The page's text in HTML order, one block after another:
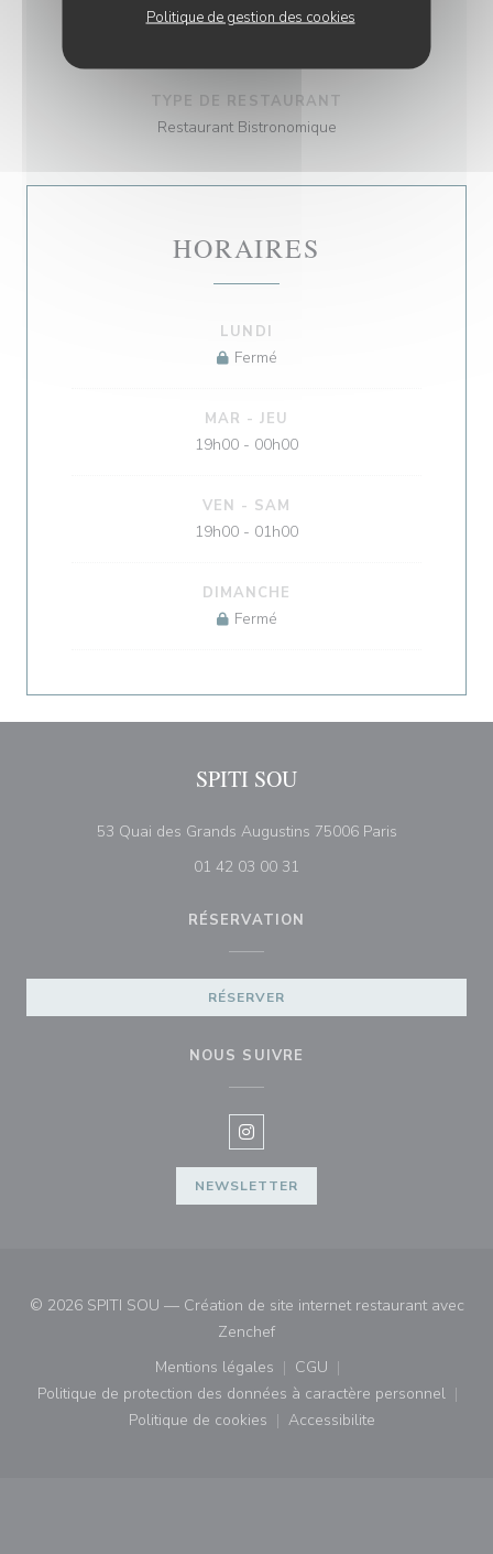
Politique de gestion des cookies
CUISINE
TYPE DE RESTAURANT
Restaurant Bistronomique
HORAIRES
LUNDI
Fermé
MAR -JEU
19h00 - 00h00
VEN - SAM
19h00 - 01h00
DIMANCHE
Fermé
SPITI SOU
53 Quai des Grands Augustins 75006 Paris((ouvre une
01 42 03 00 31
RÉSERVATION
RÉSERVER
NOUS SUIVRE
Instagram ((ouvre une nouvelle
NEWSLETTER
© 2026 SPITI SOU — Création de site internet restaurant avec
Zenchef((ouvre une nouvelle fenêtre))
Mentions légales
((ouvre une nouvelle fenêtre))
CGU
((ouvre une nouvelle
Politique de protection des données à caractère personnel
((ouvre une nouvelle fenêtre))
Politique de cookies
((ouvre une nouvelle fenêtre))
Accessibilite
((ouvre une nouvelle